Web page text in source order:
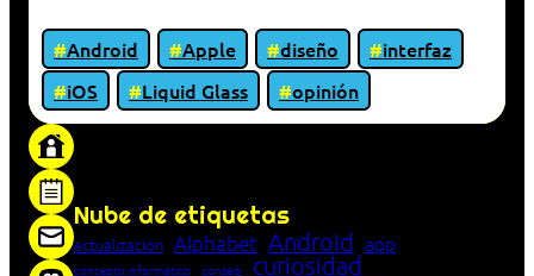
Android Apple diseño
interfaz
iOS
Liquid Glass
opinión
Nube de etiquetas
actualización Alphabet Android app
concepto informático consejo curiosidad